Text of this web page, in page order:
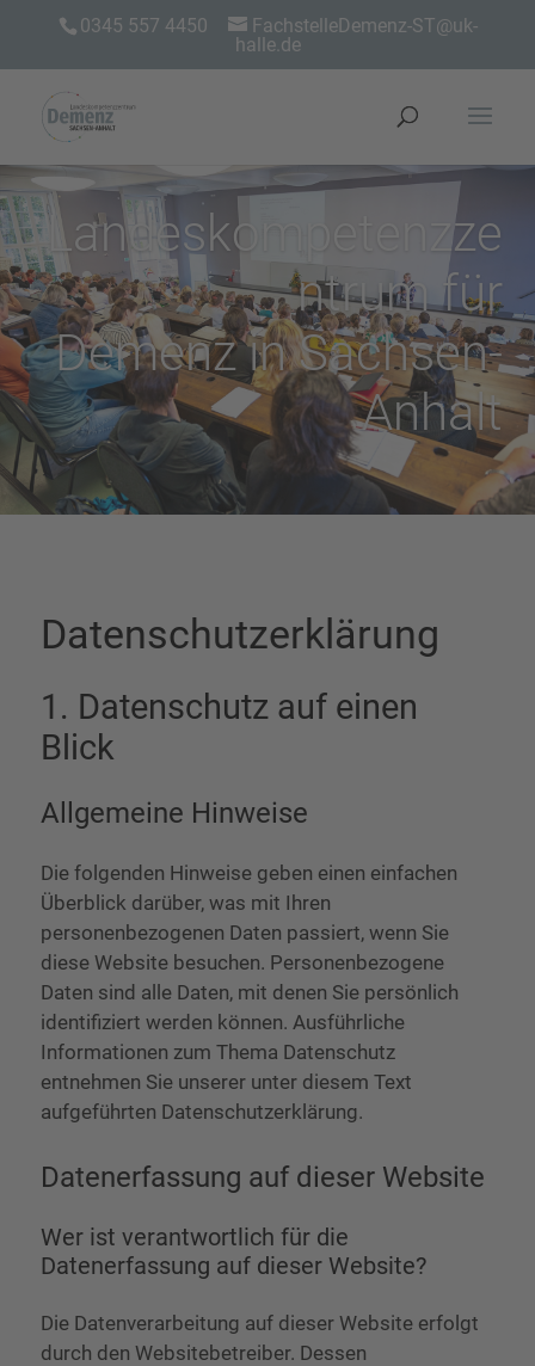
0345 557 4450
FachstelleDemenz-ST@uk-
halle.de
Landeskompetenzze
ntrum für
Demenz in Sachsen-
Anhalt
Datenschutz­erklärung
1. Datenschutz auf einen
Blick
Allgemeine Hinweise
Die folgenden Hinweise geben einen einfachen
Überblick darüber, was mit Ihren
personenbezogenen Daten passiert, wenn Sie
diese Website besuchen. Personenbezogene
Daten sind alle Daten, mit denen Sie persönlich
identifiziert werden können. Ausführliche
Informationen zum Thema Datenschutz
entnehmen Sie unserer unter diesem Text
aufgeführten Datenschutzerklärung.
Datenerfassung auf dieser Website
Wer ist verantwortlich für die
Datenerfassung auf dieser Website?
Die Datenverarbeitung auf dieser Website erfolgt
durch den Websitebetreiber. Dessen